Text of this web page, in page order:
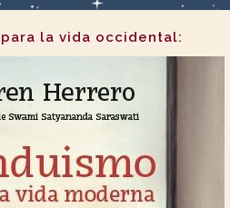
la vida occidental: